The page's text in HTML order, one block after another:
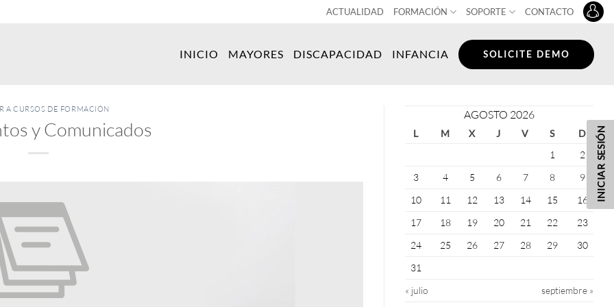
ACTUALIDAD FORMACIÓN SOPORTE CONTACTO
INICIO MAYORES DISCAPACIDAD INFANCIA SOLICITE DEMO
A CURSOS DE FORMACIÓN
y Comunicados
AGOSTO 2026
L M X J V S
D
1
2
3
4 5 6 7 8
9
10
11 12 13 14 15
16
17
18 19 20 21 22
23
24
25 26 27 28 29
30
31
« julio
septiembre »
INICIAR SESIÓN